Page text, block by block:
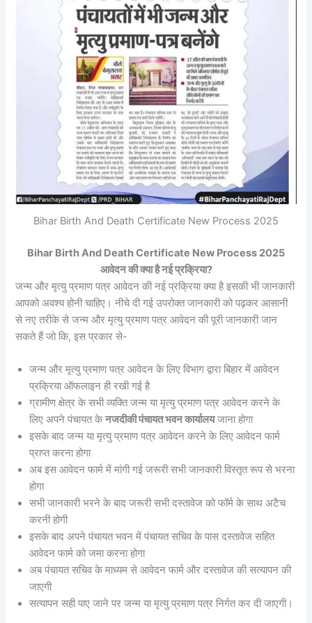
Bihar Birth And Death Certificate New Process 2025
Bihar Birth And Death Certificate New Process 2025
आवेदन की क्या है नई प्रक्रिया?
जन्म और मृत्यु प्रमाण पत्र आवेदन की नई प्रक्रिया क्या है इसकी भी जानकारी
आपको अवश्य होनी चाहिए। नीचे दी गई उपरोक्त जानकारी को पढ़कर आसानी
से नए तरीके से जन्म और मृत्यु प्रमाण पत्र आवेदन की पूरी जानकारी जान
सकते हैं जो कि, इस प्रकार से-
जन्म और मृत्यु प्रमाण पत्र आवेदन के लिए विभाग द्वारा बिहार में आवेदन
प्रक्रिया ऑफलाइन ही रखी गई है
ग्रामीण क्षेत्र के सभी व्यक्ति जन्म या मृत्यु प्रमाण पत्र आवेदन करने के
लिए अपने पंचायत केनजदीकी पंचायत भवन कार्यालयजाना होगा
इसके बाद जन्म या मृत्यु प्रमाण पत्र आवेदन करने के लिए आवेदन फार्म
प्राप्त करना होगा
अब इस आवेदन फार्म में मांगी गई जरूरी सभी जानकारी विस्तृत रूप से भरना
होगा
सभी जानकारी भरने के बाद जरूरी सभी दस्तावेज को फॉर्म के साथ अटैच
करनी होगी
इसके बाद अपने पंचायत भवन में पंचायत सचिव के पास दस्तावेज सहित
आवेदन फार्म को जमा करना होगा
अब पंचायत सचिव के माध्यम से आवेदन फार्म और दस्तावेज की सत्यापन की
जाएगी
सत्यापन सही पाए जाने पर जन्म या मृत्यु प्रमाण पत्र निर्गत कर दी जाएगी।